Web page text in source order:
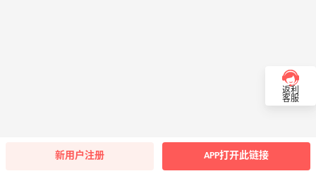
返利
客服
新用户注册 APP打开此链接